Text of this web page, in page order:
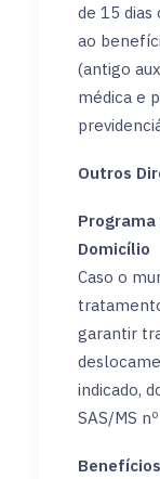
de 15
ao
(antigo
médica e
Outros
Domicílio
Caso o
garantir
indicado,
SAS/MS